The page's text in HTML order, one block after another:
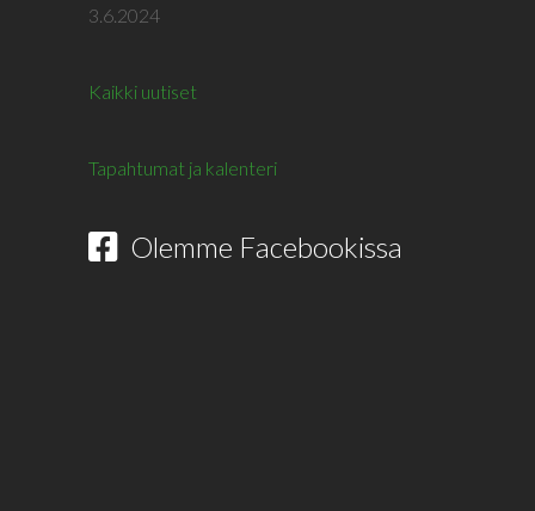
3.6.2024
Kaikki uutiset
Tapahtumat ja kalenteri
Olemme Facebookissa